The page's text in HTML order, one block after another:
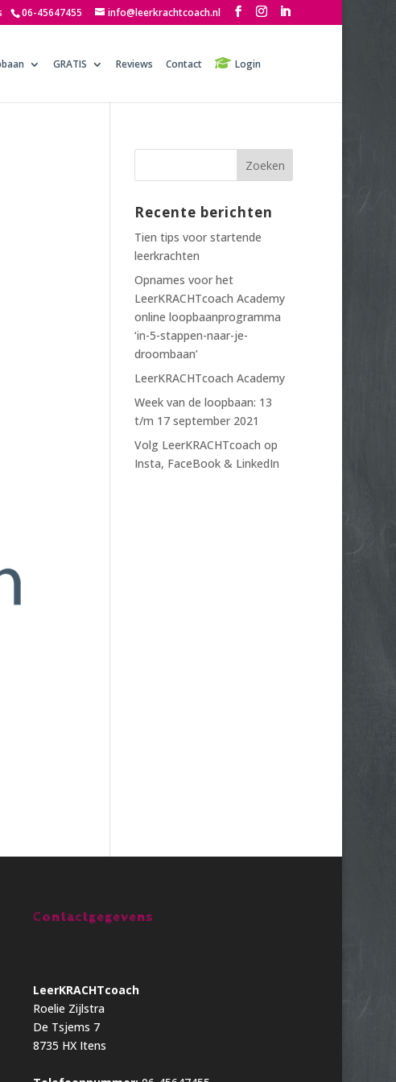
06-45647455 info@leerkrachtcoach.nl
GRATIS Reviews Contact Login
Recente berichten
Tien tips voor startende
leerkrachten
Opnames voor het
LeerKRACHTcoach Academy
online loopbaanprogramma
‘in-5-stappen-naar-je-
droombaan’
LeerKRACHTcoach Academy
Week van de loopbaan: 13
t/m 17 september 2021
Volg LeerKRACHTcoach op
Insta, FaceBook & LinkedIn
Contactgegevens
LeerKRACHTcoach
Roelie Zijlstra
De Tsjems 7
8735 HX Itens